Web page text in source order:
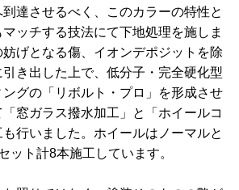
達させるべく、このカラーの特性と
ッチする技法にて下地処理を施しま
げとなる傷、イオンデポジットを除
き出した上で、低分子・完全硬化型
ングの「リボルト・プロ」を形成させ
窓ガラス撥水加工」と「ホイールコ
行いました。ホイールはノーマルと
ット計8本施工しています。